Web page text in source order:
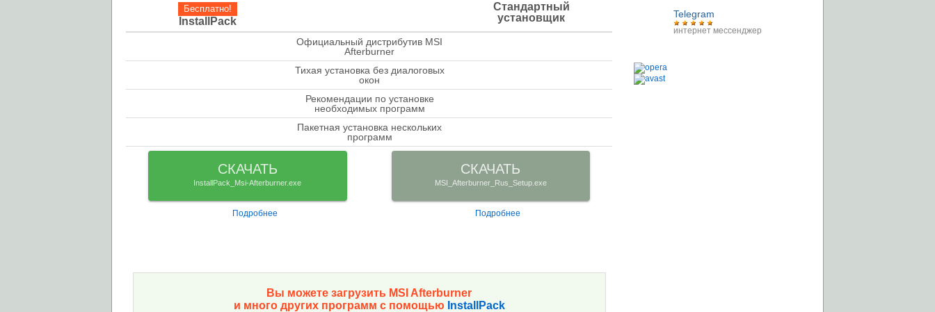
Бесплатно!
InstallPack
Стандартный
установщик
Официальный дистрибутив MSI
Afterburner
Тихая установка без диалоговых
окон
Рекомендации по установке
необходимых программ
Пакетная установка нескольких
программ
СКАЧАТЬ
InstallPack_Msi-Afterburner.exe
Подробнее
СКАЧАТЬ
MSI_Afterburner_Rus_Setup.exe
Подробнее
Вы можете загрузить MSI Afterburner
и много других программ с помощью InstallPack
Telegram
интернет мессенджер